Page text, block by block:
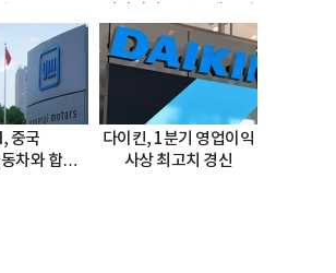
도입
중국
차와 합작
다이킨, 1분기 영업이익
사상 최고치 경신